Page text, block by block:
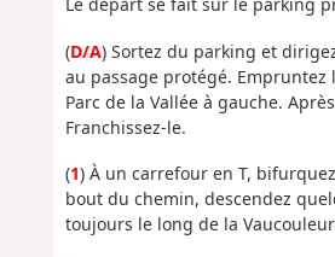
(D/A) Sortez du parking et
au passage protégé.
Parc de la Vallée à gauche.
Franchissez-le.
(1) À un carrefour en T,
bout du chemin, descendez
toujours le long de la